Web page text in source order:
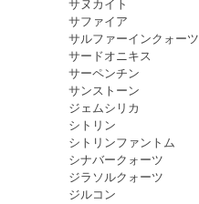
サヌカイト
サファイア
サルファーインクォーツ
サードオニキス
サーペンチン
サンストーン
ジェムシリカ
シトリン
シトリンファントム
シナバークォーツ
ジラソルクォーツ
ジルコン